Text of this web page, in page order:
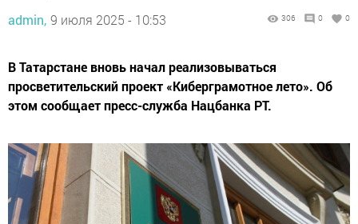
admin, 9 июля 2025 - 10:53 306 0 0
В Татарстане вновь начал реализовываться
просветительский проект «Киберграмотное лето». Об
этом сообщает пресс-служба Нацбанка РТ.